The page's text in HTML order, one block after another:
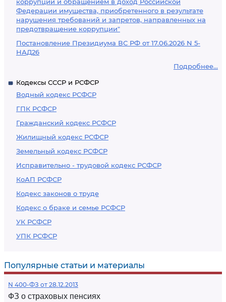
Федерации имущества, приобретенного в результате
нарушения требований и запретов, направленных на
предотвращение коррупции"
Постановление Президиума ВС РФ от 17.06.2026 N 5-
НАД26
Подробнее...
Кодексы СССР и РСФСР
Водный кодекс РСФСР
ГПК РСФСР
Гражданский кодекс РСФСР
Жилищный кодекс РСФСР
Земельный кодекс РСФСР
Исправительно - трудовой кодекс РСФСР
КоАП РСФСР
Кодекс законов о труде
Кодекс о браке и семье РСФСР
УК РСФСР
УПК РСФСР
Популярные статьи и материалы
N 400-ФЗ от 28.12.2013
ФЗ о страховых пенсиях